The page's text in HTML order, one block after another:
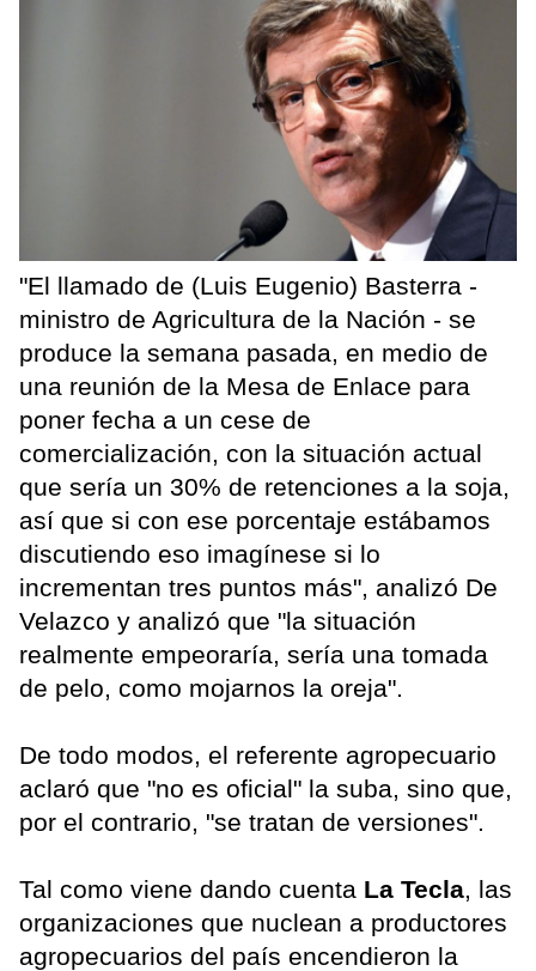
"El llamado de (Luis Eugenio) Basterra -
ministro de Agricultura de la Nación - se
produce la semana pasada, en medio de
una reunión de la Mesa de Enlace para
poner fecha a un cese de
comercialización, con la situación actual
que sería un 30% de retenciones a la soja,
así que si con ese porcentaje estábamos
discutiendo eso imagínese si lo
incrementan tres puntos más", analizó De
Velazco y analizó que "la situación
realmente empeoraría, sería una tomada
de pelo, como mojarnos la oreja".
De todo modos, el referente agropecuario
aclaró que "no es oficial" la suba, sino que,
por el contrario, "se tratan de versiones".
Tal como viene dando cuenta La Tecla, las
organizaciones que nuclean a productores
agropecuarios del país encendieron la